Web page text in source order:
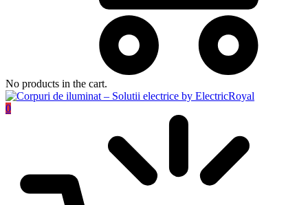
No products in the cart.
0